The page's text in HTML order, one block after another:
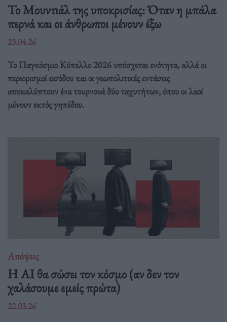
Το Μουντιάλ της υποκρισίας: Όταν η μπάλα
περνά και οι άνθρωποι μένουν έξω
23.04.26
Το Παγκόσμιο Κύπελλο 2026 υπόσχεται ενότητα, αλλά οι
περιορισμοί εισόδου και οι γεωπολιτικές εντάσεις
αποκαλύπτουν ένα τουρνουά δύο ταχυτήτων, όπου οι λαοί
μένουν εκτός γηπέδου.
Απόψεις
Η AI θα σώσει τον κόσμο (αν δεν τον
χαλάσουμε εμείς πρώτα)
22.03.26